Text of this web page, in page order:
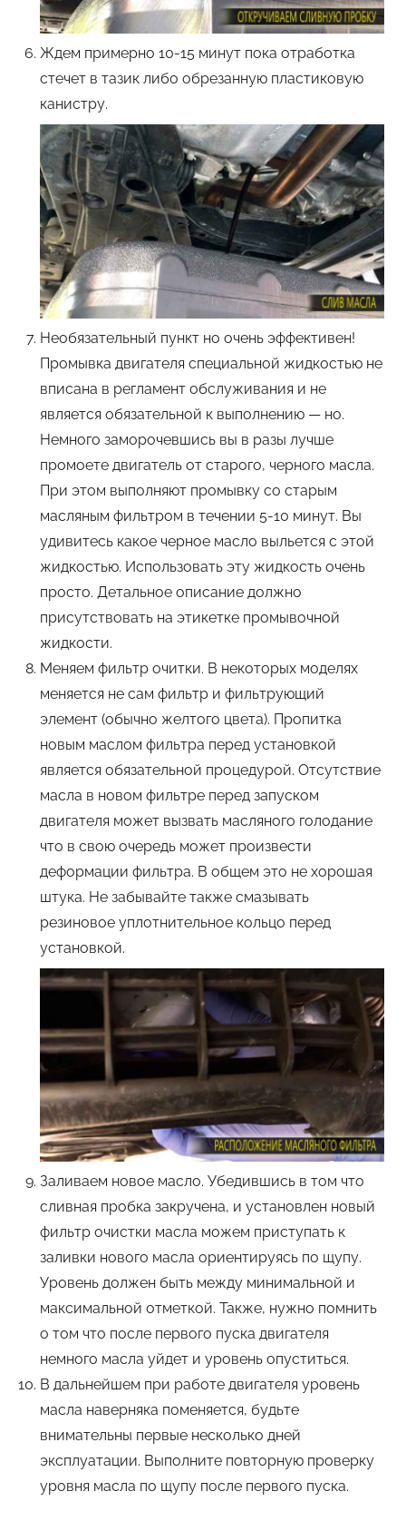
Ждем примерно 10-15 минут пока отработка
стечет в тазик либо обрезанную пластиковую
канистру.
Необязательный пункт но очень эффективен!
Промывка двигателя специальной жидкостью не
вписана в регламент обслуживания и не
является обязательной к выполнению — но.
Немного заморочевшись вы в разы лучше
промоете двигатель от старого, черного масла.
При этом выполняют промывку со старым
масляным фильтром в течении 5-10 минут. Вы
удивитесь какое черное масло выльется с этой
жидкостью. Использовать эту жидкость очень
просто. Детальное описание должно
присутствовать на этикетке промывочной
жидкости.
Меняем фильтр очитки. В некоторых моделях
меняется не сам фильтр и фильтрующий
элемент (обычно желтого цвета). Пропитка
новым маслом фильтра перед установкой
является обязательной процедурой. Отсутствие
масла в новом фильтре перед запуском
двигателя может вызвать масляного голодание
что в свою очередь может произвести
деформации фильтра. В общем это не хорошая
штука. Не забывайте также смазывать
резиновое уплотнительное кольцо перед
установкой.
Заливаем новое масло. Убедившись в том что
сливная пробка закручена, и установлен новый
фильтр очистки масла можем приступать к
заливки нового масла ориентируясь по щупу.
Уровень должен быть между минимальной и
максимальной отметкой. Также, нужно помнить
о том что после первого пуска двигателя
немного масла уйдет и уровень опуститься.
В дальнейшем при работе двигателя уровень
масла наверняка поменяется, будьте
внимательны первые несколько дней
эксплуатации. Выполните повторную проверку
уровня масла по щупу после первого пуска.